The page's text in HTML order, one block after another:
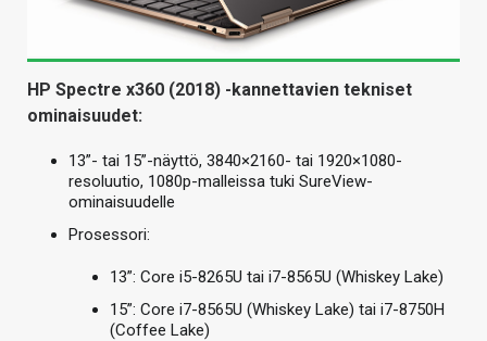
HP Spectre x360 (2018) -kannettavien tekniset
ominaisuudet:
13”- tai 15”-näyttö, 3840×2160- tai 1920×1080-
resoluutio, 1080p-malleissa tuki SureView-
ominaisuudelle
Prosessori:
13”: Core i5-8265U tai i7-8565U (Whiskey Lake)
15”: Core i7-8565U (Whiskey Lake) tai i7-8750H
(Coffee Lake)